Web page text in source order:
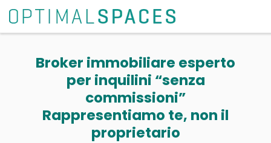
Broker immobiliare esperto
per inquilini “senza
commissioni”
Rappresentiamo te, non il
proprietario